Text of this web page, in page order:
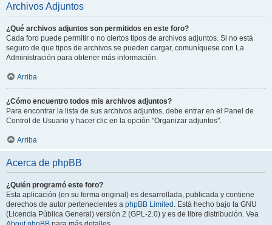
Archivos Adjuntos
¿Qué archivos adjuntos son permitidos en este foro?
Cada foro puede permitir o no ciertos tipos de archivos adjuntos. Si no está
seguro de que tipos de archivos se pueden cargar, comuníquese con La
Administración para obtener más información.
Arriba
¿Cómo encuentro todos mis archivos adjuntos?
Para encontrar la lista de sus archivos adjuntos, debe entrar en el Panel de
Control de Usuario y hacer clic en la opción "Organizar adjuntos".
Arriba
Acerca de phpBB
¿Quién programó este foro?
Esta aplicación (en su forma original) es desarrollada, publicada y contiene
derechos de autor pertenecientes a phpBB Limited . Está hecho bajo la GNU
(Licencia Pública General) versión 2 (GPL-2.0) y es de libre distribución. Vea